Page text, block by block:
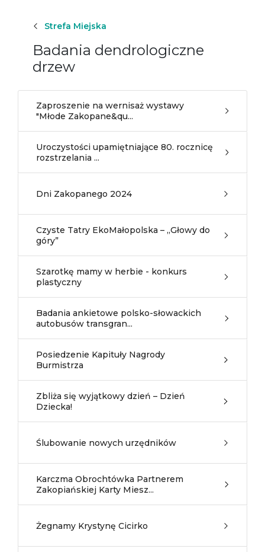
Strefa Miejska
Badania dendrologiczne
drzew
Zaproszenie na wernisaż wystawy
"Młode Zakopane&qu...
Uroczystości upamiętniające 80. rocznicę
rozstrzelania ...
Dni Zakopanego 2024
Czyste Tatry EkoMałopolska – „Głowy do
góry”
Szarotkę mamy w herbie - konkurs
plastyczny
Badania ankietowe polsko-słowackich
autobusów transgran...
Posiedzenie Kapituły Nagrody
Burmistrza
Zbliża się wyjątkowy dzień – Dzień
Dziecka!
Ślubowanie nowych urzędników
Karczma Obrochtówka Partnerem
Zakopiańskiej Karty Miesz...
Żegnamy Krystynę Cicirko